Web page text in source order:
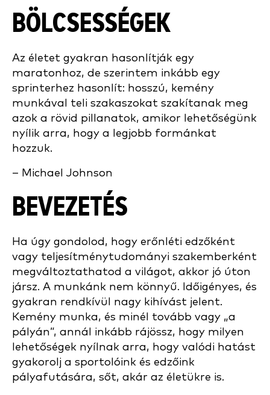
BÖLCSESSÉGEK
Az életet gyakran hasonlítják egy
maratonhoz, de szerintem inkább egy
sprinterhez hasonlít: hosszú, kemény
munkával teli szakaszokat szakítanak meg
azok a rövid pillanatok, amikor lehetőségünk
nyílik arra, hogy a legjobb formánkat
hozzuk.
– Michael Johnson
BEVEZETÉS
Ha úgy gondolod, hogy erőnléti edzőként
vagy teljesítménytudományi szakemberként
megváltoztathatod a világot, akkor jó úton
jársz. A munkánk nem könnyű. Időigényes, és
gyakran rendkívül nagy kihívást jelent.
Kemény munka, és minél tovább vagy „a
pályán”, annál inkább rájössz, hogy milyen
lehetőségek nyílnak arra, hogy valódi hatást
gyakorolj a sportolóink és edzőink
pályafutására, sőt, akár az életükre is.